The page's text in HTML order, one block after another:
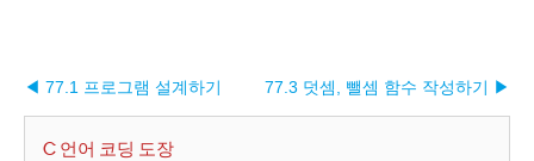
◀ 77.1 프로그램 설계하기 77.3 덧셈, 뺄셈 함수 작성하기 ▶︎
C 언어 코딩 도장